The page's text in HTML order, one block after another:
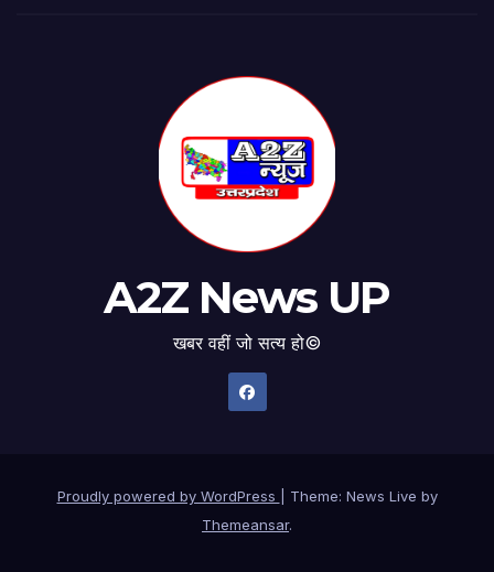
A2Z News UP
खबर वहीं जो सत्य हो©
Proudly powered by WordPress
Theme: News Live by
Themeansar.